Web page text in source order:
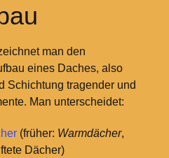
man den
eines Daches, also
Schichtung tragender und
Man unterscheidet:
(früher: Warmdächer,
Dächer)